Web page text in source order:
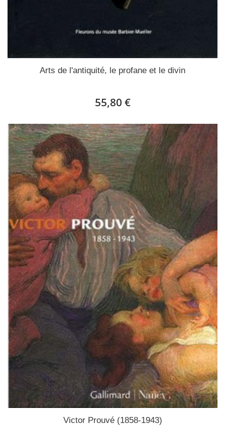
Arts de l'antiquité, le profane et le divin
55,80 €
Victor Prouvé (1858-1943)